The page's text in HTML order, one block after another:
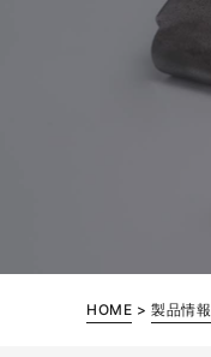
HOME >製品情報